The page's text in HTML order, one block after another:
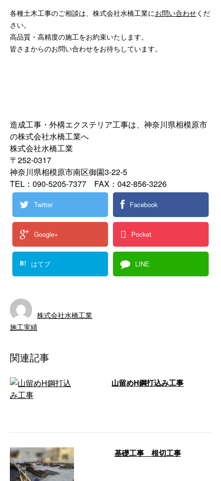
各種土木工事のご相談は、株式会社水橋工業にお問い合わせくだ
さい。
高品質・高精度の施工をお約束いたします。
皆さまからのお問い合わせをお待ちしています。
造成工事・外構エクステリア工事は、神奈川県相模原市
の株式会社水橋工業へ
株式会社水橋工業
〒252-0317
神奈川県相模原市南区御園3-22-5
TEL：090-5205-7377 FAX：042-856-3226
Twitter Facebook
Google+ Pocket
B! はてブ LINE
株式会社水橋工業
施工実績
関連記事
山留めH鋼打込み工事
基礎工事 根切工事